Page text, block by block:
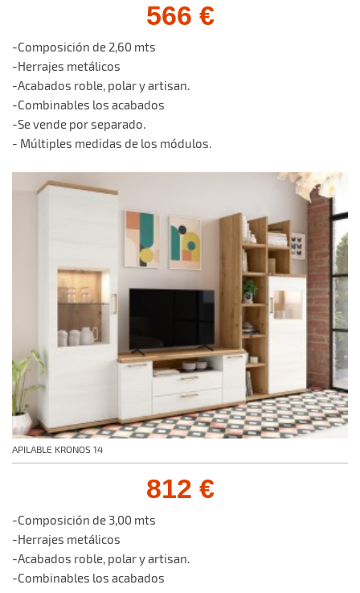
566 €
-Composición de 2,60 mts
-Herrajes metálicos
-Acabados roble, polar y artisan.
-Combinables los acabados
-Se vende por separado.
- Múltiples medidas de los módulos.
APILABLE KRONOS 14
812 €
-Composición de 3,00 mts
-Herrajes metálicos
-Acabados roble, polar y artisan.
-Combinables los acabados